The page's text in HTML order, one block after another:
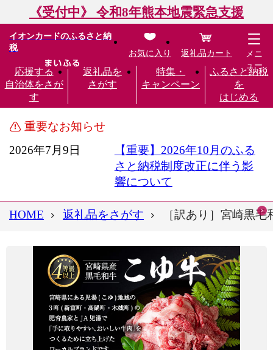
《受付中》 令和8年熊本地震緊急支援
イオンカードのふるさと納
税
応援する
自治体をさが
す
返礼品を
さがす
特集・
キャンペーン
ふるさと納税
を
はじめる
お気に入り 返礼品カート
メニ
ュー
重要なお知らせ
2026年7月9日
【重要】2026年10月のふる
さと納税制度改正に伴う影
響について
HOME 返礼品をさがす ［訳あり］宮崎黒